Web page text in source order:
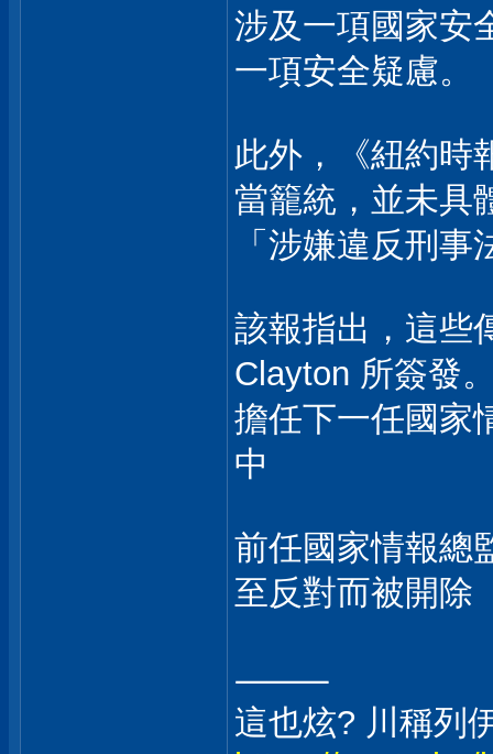
涉及一項國家安
一項安全疑慮。
此外，《紐約時
當籠統，並未具
「涉嫌違反刑
該報指出，這些
Clayton 所簽發
擔任下一任國家
中
前任國家情報總
至反對而被開除
⸻
這也炫? 川稱列